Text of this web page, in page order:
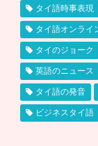
タイ語時事表現
タイ語オンライ
タイのジョーク
英語のニュース
タイ語の発音
ビジネスタイ語